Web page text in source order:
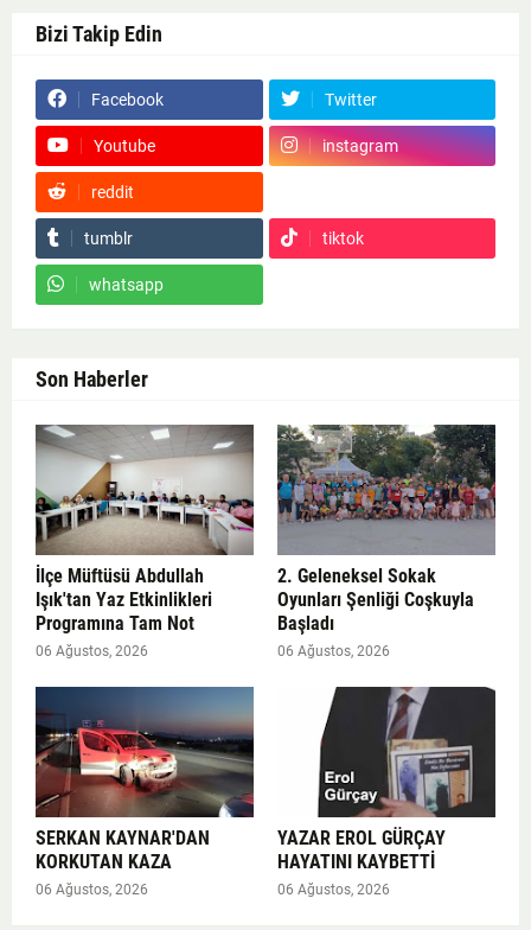
Bizi Takip Edin
Facebook Twitter
Youtube instagram
reddit
tumblr tiktok
whatsapp
Son Haberler
İlçe Müftüsü Abdullah
Işık'tan Yaz Etkinlikleri
Programına Tam Not
06 Ağustos, 2026
2. Geleneksel Sokak
Oyunları Şenliği Coşkuyla
Başladı
06 Ağustos, 2026
SERKAN KAYNAR'DAN
KORKUTAN KAZA
06 Ağustos, 2026
YAZAR EROL GÜRÇAY
HAYATINI KAYBETTİ
06 Ağustos, 2026